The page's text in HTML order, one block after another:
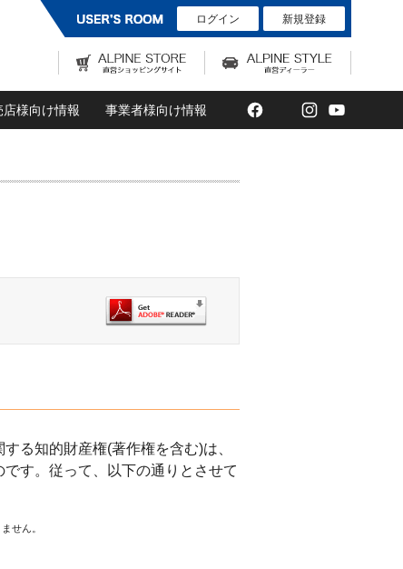
ログイン 新規登録
店様向け情報 事業者様向け情報 Facebook
TwitterInstagram
る知的財産権(著作権を含む)は、
す。従って、以下の通りとさせて
せん。